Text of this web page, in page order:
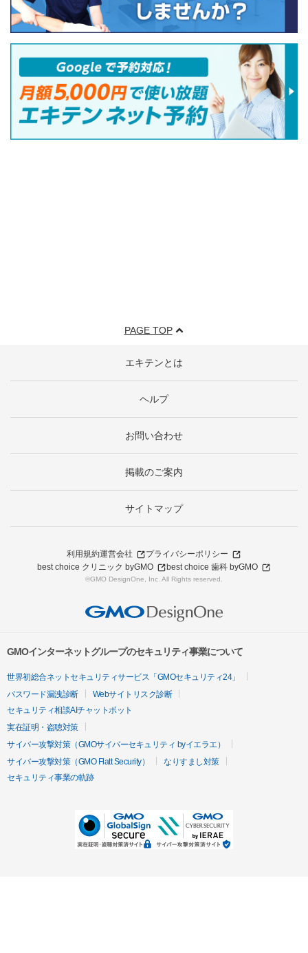
PAGE TOP
エキテンとは
ヘルプ
お問い合わせ
掲載のご案内
サイトマップ
利用規約運営会社
プライバシーポリシー
best choice クリニック byGMO
best choice 歯科 byGMO
©GMO DesignOne, Inc. All Rights reserved.
GMOインターネットグループのセキュリティ事業について
世界初総合ネットセキュリティサービス「GMOセキュリティ24」
パスワード漏洩診断
Webサイトリスク診断
セキュリティ相談AIチャットボット
実在証明・盗聴対策
サイバー攻撃対策（GMOサイバーセキュリティ byイエラエ）
サイバー攻撃対策（GMO Flatt Security）
なりすまし対策
セキュリティ事業の軌跡